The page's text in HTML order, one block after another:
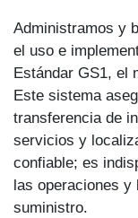
Administramos y
el uso e
Estándar GS1, el
Este sistema
transferencia de
servicios y
confiable; es
las operaciones y
suministro.